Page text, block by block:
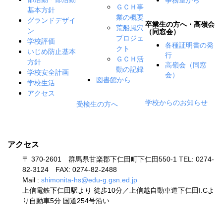
基本方針
グランドデザイ
ン
学校評価
いじめ防止基本
方針
学校安全計画
学校生活
アクセス
ＧＣＨ事
業の概要
荒船風穴
プロジェ
クト
ＧＣＨ活
動の記録
図書館から
受検生の方へ
卒業生の方へ・高嶺会
（同窓会）
各種証明書の発
行
高嶺会（同窓
会）
学校からのお知らせ
アクセス
〒 370-2601 群馬県甘楽郡下仁田町下仁田550-1 TEL: 0274-
82-3124 FAX: 0274-82-2488
Mail : shimonita-hs@edu-g.gsn.ed.jp
上信電鉄下仁田駅より 徒歩10分／上信越自動車道下仁田I.Cよ
り自動車5分 国道254号沿い